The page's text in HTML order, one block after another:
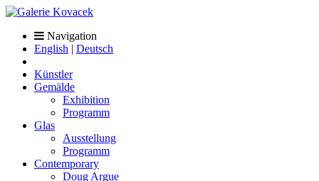
Navigation
English | Deutsch
Künstler
Gemälde
Exhibition
Programm
Glas
Ausstellung
Programm
Contemporary
Doug Argue